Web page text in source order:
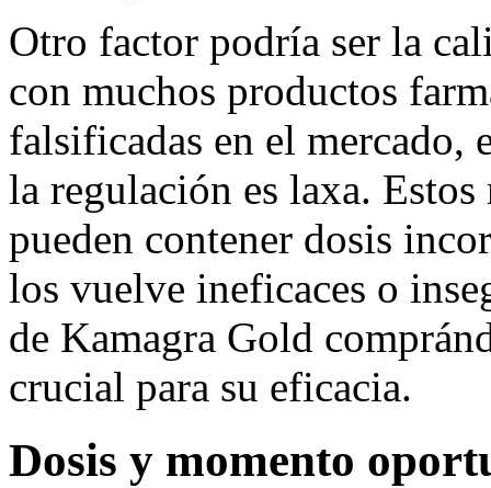
Otro factor podría ser la
con muchos productos
falsificadas en el mercado,
la regulación es laxa.
pueden contener dosis
los vuelve ineficaces o
de Kamagra Gold
crucial para su eficacia.
Dosis y momento